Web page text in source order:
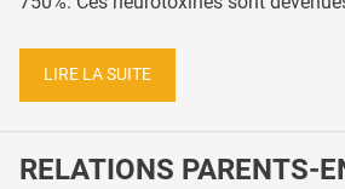
LIRE LA SUITE
RELATIONS PARENTS-